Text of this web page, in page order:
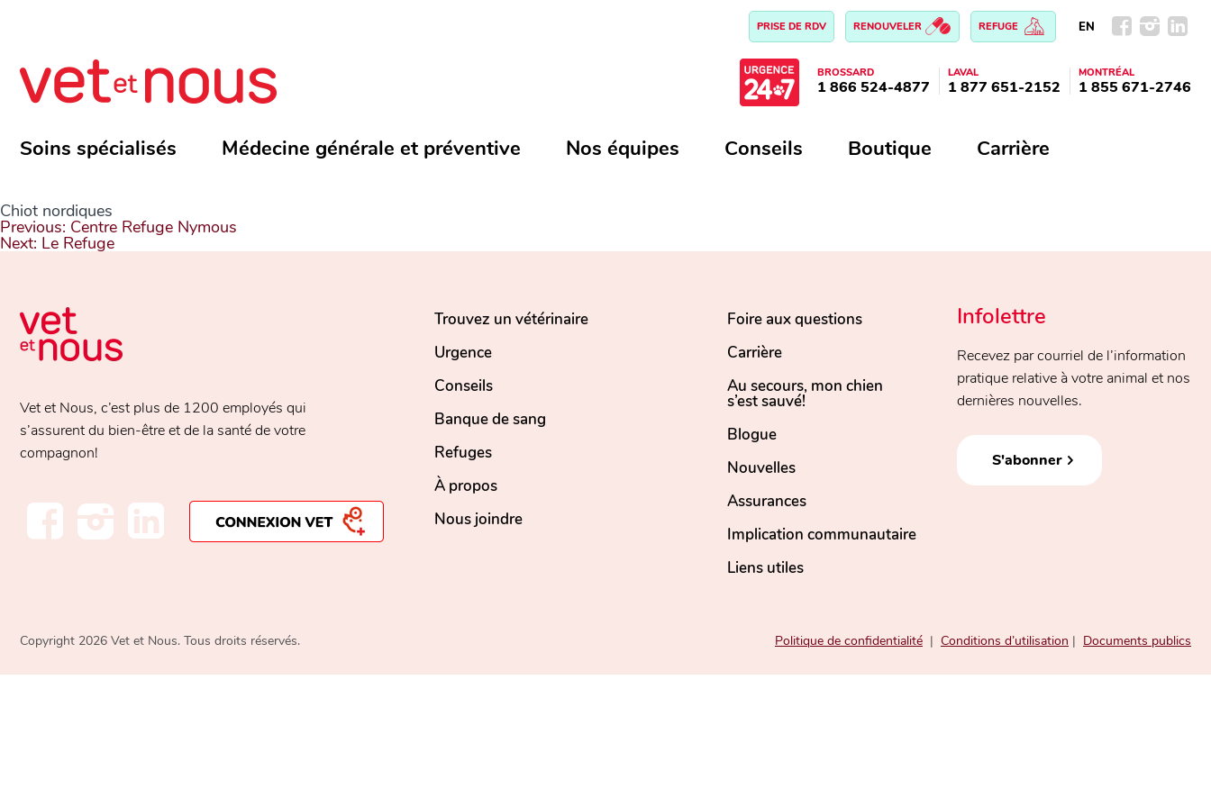
PRISE DE RDV RENOUVELER REFUGE EN
BROSSARD
1 866 524-4877
LAVAL
1 877 651-2152
MONTRÉAL
1 855 671-2746
Soins spécialisés Médecine générale et préventive Nos équipes Conseils Boutique Carrière
Chiot nordiques
Navigation
de
l’article
Previous: Centre Refuge Nymous
Next: Le Refuge
Vet et Nous, c’est plus de 1200 employés qui
s’assurent du bien-être et de la santé de votre
compagnon!
Trouvez un vétérinaire
Urgence
Conseils
Banque de sang
Refuges
À propos
Nous joindre
Foire aux questions
Carrière
Au secours, mon chien
s’est sauvé!
Blogue
Nouvelles
Assurances
Implication communautaire
Liens utiles
Infolettre
Recevez par courriel de l’information
pratique relative à votre animal et nos
dernières nouvelles.
S'abonner
Copyright 2026 Vet et Nous. Tous droits réservés. Politique de confidentialité | Conditions d’utilisation | Documents publics